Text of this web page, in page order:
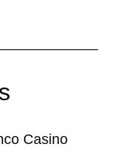
Casino